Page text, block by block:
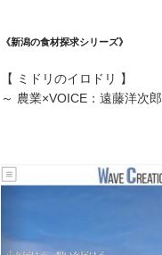
《新潟の食材探求シリーズ》
【 ミドリのイロドリ 】
～ 農業×VOICE：遠藤洋次